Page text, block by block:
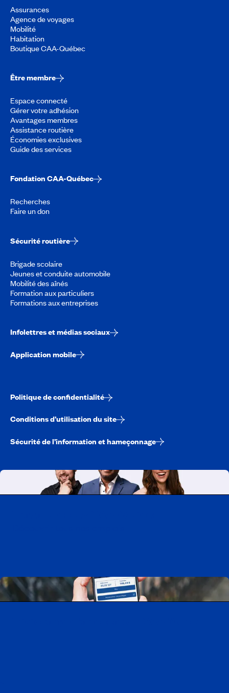
Assurances
Agence de voyages
Mobilité
Habitation
Boutique CAA-Québec
Être membre
Espace connecté
Gérer votre adhésion
Avantages membres
Assistance routière
Économies exclusives
Guide des services
Fondation CAA-Québec
Recherches
Faire un don
Sécurité routière
Brigade scolaire
Jeunes et conduite automobile
Mobilité des aînés
Formation aux particuliers
Formations aux entreprises
Infolettres et médias sociaux
Application mobile
Politique de confidentialité
Conditions d’utilisation du site
Sécurité de l’information et hameçonnage